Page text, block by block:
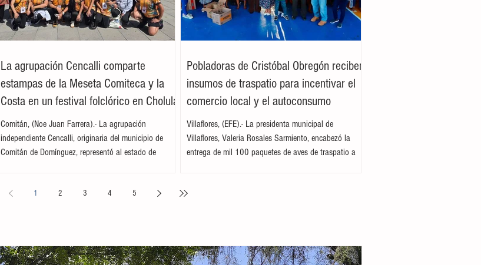
La agrupación Cencalli comparte
estampas de la Meseta Comiteca y la
Costa en un festival folclórico en Cholula
Comitán, (Noe Juan Farrera).- La agrupación
independiente Cencalli, originaria del municipio de
Comitán de Domínguez, representó al estado de
Puebla. La compañía de danza, integrada por personas
encuentro que reunió a m
Pobladoras de Cristóbal Obregón reciben
insumos de traspatio para incentivar el
comercio local y el autoconsumo
Villaflores, (EFE).- La presidenta municipal de
Villaflores, Valeria Rosales Sarmiento, encabezó la
entrega de mil 100 paquetes de aves de traspatio a
Tovilla, la alcaldesa destacó que el esquema busca
huevo y carne
1 2 3 4 5